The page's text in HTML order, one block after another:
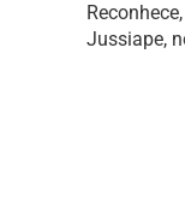
Jussiape,